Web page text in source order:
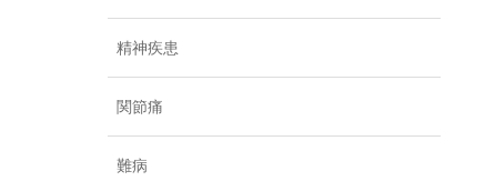
精神疾患
関節痛
難病